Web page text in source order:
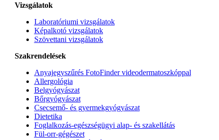
Vizsgálatok
Laboratóriumi vizsgálatok
Képalkotó vizsgálatok
Szövettani vizsgálatok
Szakrendelések
Anyajegyszűrés FotoFinder videodermatoszkóppal
Allergológia
Belgyógyászat
Bőrgyógyászat
Csecsemő- és gyermekgyógyászat
Dietetika
Foglalkozás-egészségügyi alap- és szakellátás
Fül-orr-gégészet